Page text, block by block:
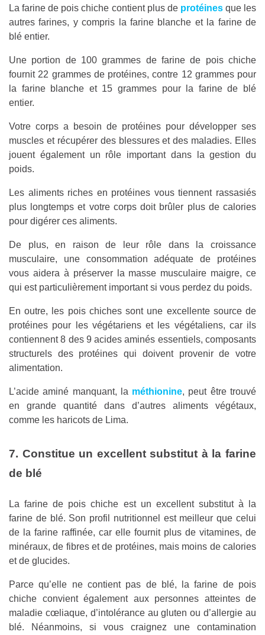
La farine de pois chiche contient plus de protéinesque les
autres farines, y compris la farine blanche et la farine de
blé entier.
Une portion de 100 grammes de farine de pois chiche
fournit 22 grammes de protéines, contre 12 grammes pour
la farine blanche et 15 grammes pour la farine de blé
entier.
Votre corps a besoin de protéines pour développer ses
muscles et récupérer des blessures et des maladies. Elles
jouent également un rôle important dans la gestion du
poids.
Les aliments riches en protéines vous tiennent rassasiés
plus longtemps et votre corps doit brûler plus de calories
pour digérer ces aliments.
De plus, en raison de leur rôle dans la croissance
musculaire, une consommation adéquate de protéines
vous aidera à préserver la masse musculaire maigre, ce
qui est particulièrement important si vous perdez du poids.
En outre, les pois chiches sont une excellente source de
protéines pour les végétariens et les végétaliens, car ils
contiennent 8 des 9 acides aminés essentiels, composants
structurels des protéines qui doivent provenir de votre
alimentation.
L’acide aminé manquant, la méthionine, peut être trouvé
en grande quantité dans d’autres aliments végétaux,
comme les haricots de Lima.
7. Constitue un excellent substitut à la farine
de blé
La farine de pois chiche est un excellent substitut à la
farine de blé. Son profil nutritionnel est meilleur que celui
de la farine raffinée, car elle fournit plus de vitamines, de
minéraux, de fibres et de protéines, mais moins de calories
et de glucides.
Parce qu’elle ne contient pas de blé, la farine de pois
chiche convient également aux personnes atteintes de
maladie cœliaque, d’intolérance au gluten ou d’allergie au
blé. Néanmoins, si vous craignez une contamination